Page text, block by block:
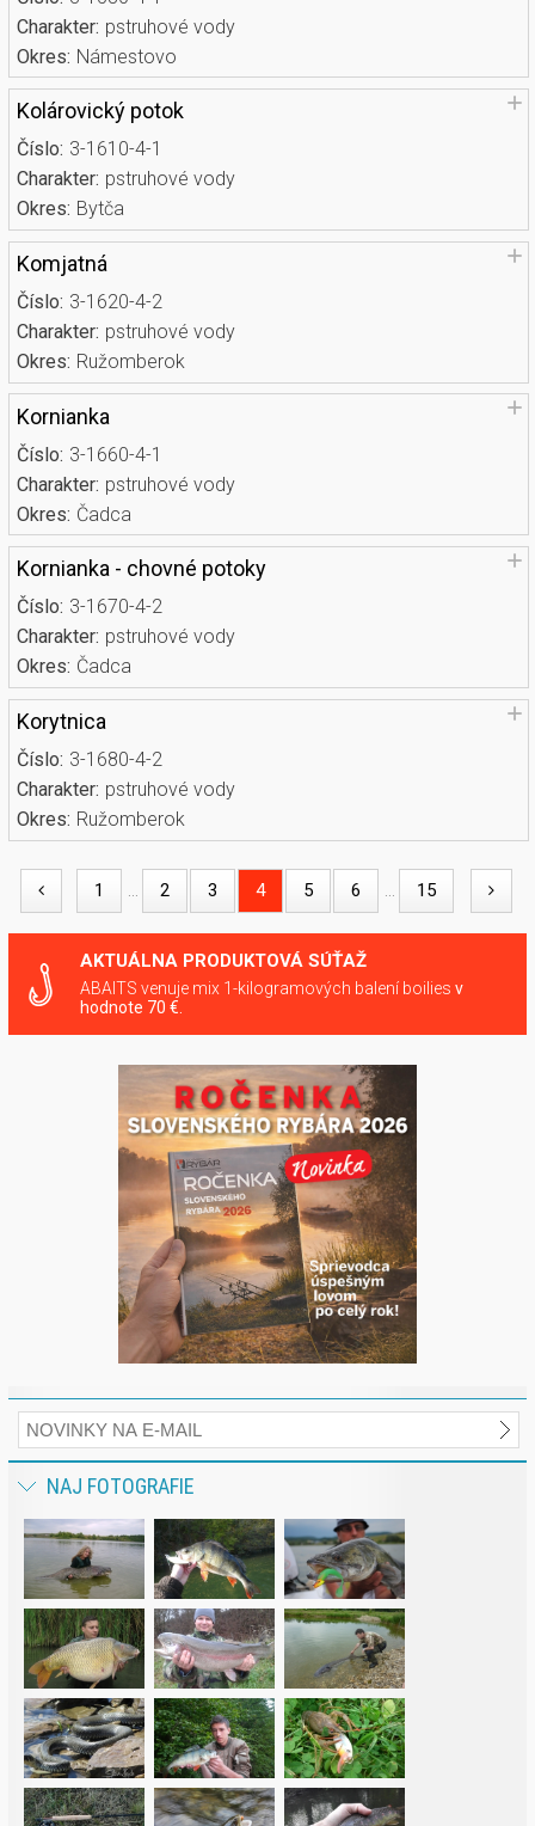
Charakter: pstruhové vody
Okres: Námestovo
Kolárovický potok
Číslo: 3-1610-4-1
Charakter: pstruhové vody
Okres: Bytča
Komjatná
Číslo: 3-1620-4-2
Charakter: pstruhové vody
Okres: Ružomberok
Kornianka
Číslo: 3-1660-4-1
Charakter: pstruhové vody
Okres: Čadca
Kornianka - chovné potoky
Číslo: 3-1670-4-2
Charakter: pstruhové vody
Okres: Čadca
Korytnica
Číslo: 3-1680-4-2
Charakter: pstruhové vody
Okres: Ružomberok
1 ... 2 3 4 5 6 ... 15
AKTUÁLNA PRODUKTOVÁ SÚŤAŽ
ABAITS venuje mix 1-kilogramových balení boilies v
hodnote 70 €.
NAJ FOTOGRAFIE